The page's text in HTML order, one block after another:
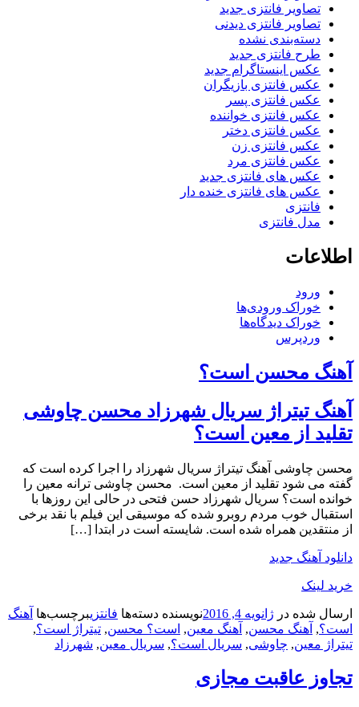
تصاویر فانتزی جدید
تصاویر فانتزی دیدنی
دسته‌بندی نشده
طرح فانتزی جدید
عکس اینستاگرام جدید
عکس فانتزی بازیگران
عکس فانتزی پسر
عکس فانتزی خواننده
عکس فانتزی دختر
عکس فانتزی زن
عکس فانتزی مرد
عکس های فانتزی جدید
عکس های فانتزی خنده دار
فانتزی
مدل فانتزی
اطلاعات
ورود
خوراک ورودی‌ها
خوراک دیدگاه‌ها
وردپرس
آهنگ محسن است؟
آهنگ تیتراژ سریال شهرزاد محسن چاوشی
تقلید از معین است؟
محسن چاوشی آهنگ تیتراژ سریال شهرزاد را اجرا کرده است که
گفته می شود تقلید از معین است. محسن چاوشی ترانه معین را
خوانده است؟ سریال شهرزاد حسن فتحی در حالی این روزها با
استقبال خوب مردم روبرو شده که موسیقی این فیلم با نقد برخی
از منتقدین همراه شده است. شایسته است در ابتدا […]
دانلود آهنگ جدید
خرید لینک
ارسال شده در ژانویه 4, 2016 نویسنده دسته‌ها فانتزیبرچسب‌ها آهنگ
است؟, آهنگ محسن, آهنگ معین, است؟ محسن, تیتراژ است؟,
تیتراژ معین, چاوشی, سریال است؟, سریال معین, شهرزاد
تجاوز عاقبت مجازی